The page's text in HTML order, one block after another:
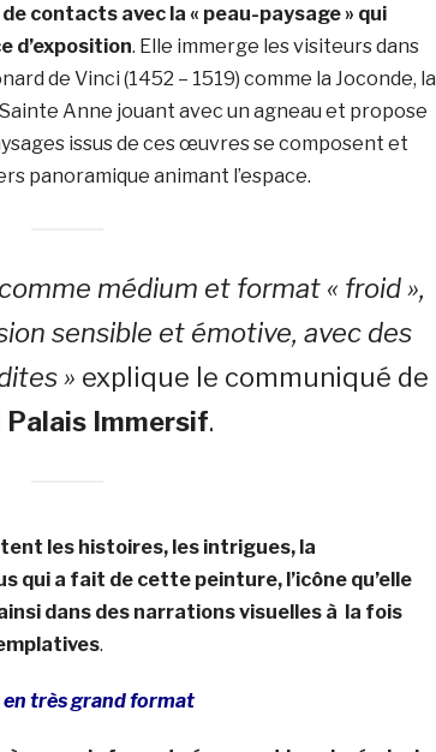
contacts avec la « peau-paysage » qui
d’exposition. Elle immerge les visiteurs dans
de Vinci (1452 – 1519) comme la Joconde, la
Anne jouant avec un agneau et propose
issus de ces œuvres se composent et
panoramique animant l’espace.
médium et format « froid »,
sensible et émotive, avec des
» explique le communiqué de
Palais Immersif.
les histoires, les intrigues, la
qui a fait de cette peinture, l’icône qu’elle
dans des narrations visuelles à la fois
.
très grand format